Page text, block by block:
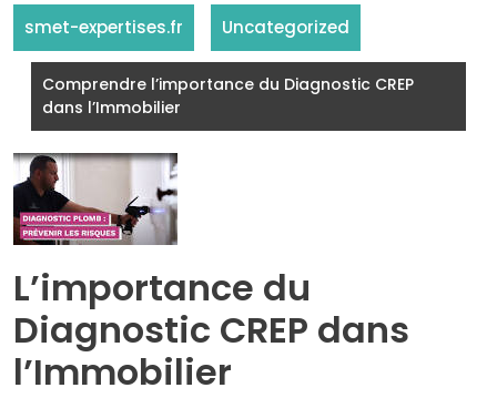
smet-expertises.fr Uncategorized
Comprendre l’importance du Diagnostic CREP
dans l’Immobilier
L’importance du
Diagnostic CREP dans
l’Immobilier